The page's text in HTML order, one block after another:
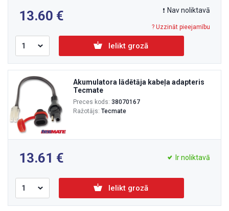
13.60 Nav noliktavā
? Uzzināt pieejamību
Ielikt grozā
Akumulatora lādētāja kabeļa adapteris
Tecmate
Preces kods: 38070167
Ražotājs: Tecmate
13.61 Ir noliktavā
Ielikt grozā